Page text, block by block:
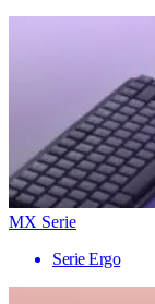
MX Serie
Serie Ergo